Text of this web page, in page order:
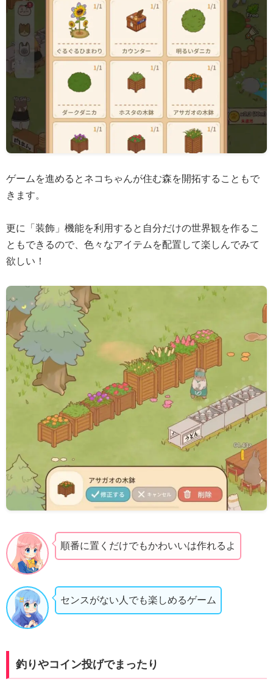
ゲームを進めるとネコちゃんが住む森を開拓することもで
きます。
更に「装飾」機能を利用すると自分だけの世界観を作るこ
ともできるので、色々なアイテムを配置して楽しんでみて
欲しい！
順番に置くだけでもかわいいは作れるよ
センスがない人でも楽しめるゲーム
釣りやコイン投げでまったり